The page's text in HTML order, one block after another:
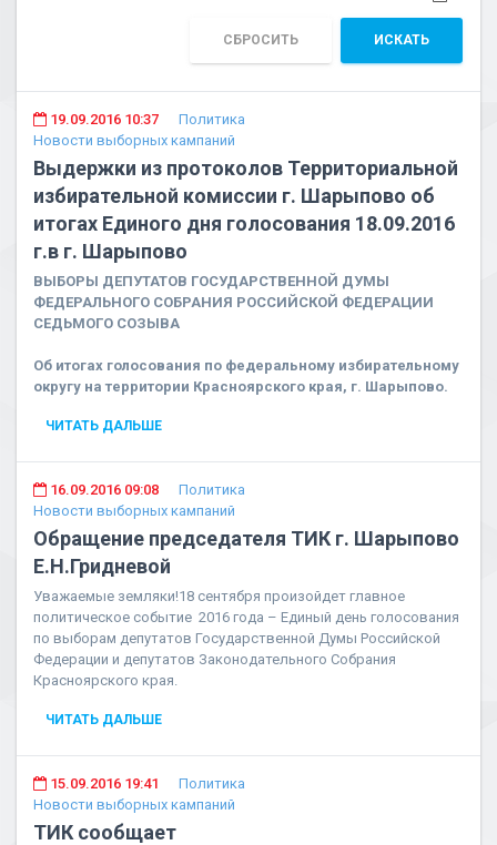
СБРОСИТЬ ИСКАТЬ
19.09.2016 10:37
Политика
Новости выборных кампаний
Выдержки из протоколов Территориальной
избирательной комиссии г. Шарыпово об
итогах Единого дня голосования 18.09.2016
г.в г. Шарыпово
ВЫБОРЫ ДЕПУТАТОВ ГОСУДАРСТВЕННОЙ ДУМЫ
ФЕДЕРАЛЬНОГО СОБРАНИЯ РОССИЙСКОЙ ФЕДЕРАЦИИ
СЕДЬМОГО СОЗЫВА
Об итогах голосования по федеральному избирательному
округу на территории Красноярского края, г. Шарыпово.
ЧИТАТЬ ДАЛЬШЕ
16.09.2016 09:08
Политика
Новости выборных кампаний
Обращение председателя ТИК г. Шарыпово
Е.Н.Гридневой
Уважаемые земляки!18 сентября произойдет главное
политическое событие 2016 года – Единый день голосования
по выборам депутатов Государственной Думы Российской
Федерации и депутатов Законодательного Собрания
Красноярского края.
ЧИТАТЬ ДАЛЬШЕ
15.09.2016 19:41
Политика
Новости выборных кампаний
ТИК сообщает